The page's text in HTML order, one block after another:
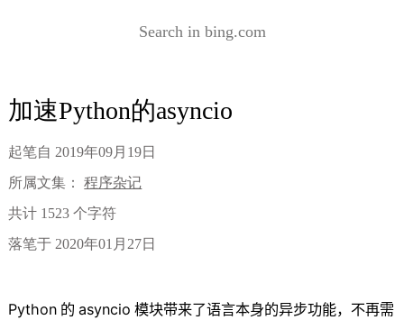
加速Python的asyncio
起笔自2019年09月19日
所属文集：程序杂记
共计 1523 个字符
落笔于2020年01月27日
Python 的 asyncio 模块带来了语言本身的异步功能， 不再需